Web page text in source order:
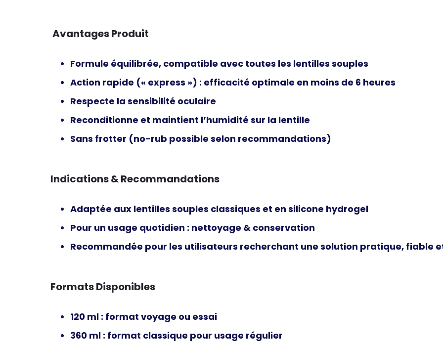
Avantages Produit
Formule équilibrée, compatible avec toutes les lentilles souples
Action rapide (« express ») : efficacité optimale en moins de 6 heures
Respecte la sensibilité oculaire
Reconditionne et maintient l’humidité sur la lentille
Sans frotter (no-rub possible selon recommandations)
Indications & Recommandations
Adaptée aux lentilles souples classiques et en silicone hydrogel
Pour un usage quotidien : nettoyage & conservation
Recommandée pour les utilisateurs recherchant une solution pratique, fiable
Formats Disponibles
120 ml : format voyage ou essai
360 ml : format classique pour usage régulier